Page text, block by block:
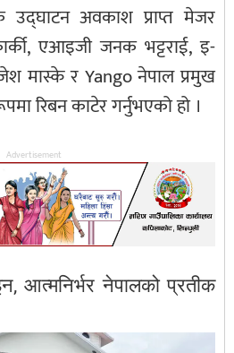
उद्घाटन अवकाश प्राप्त मेजर
एआइजी जनक भट्टराई, इ-
मास्के र Yango नेपाल प्रमुख
रिबन काटेर गर्नुभएको हो ।
Advertisement
आत्मनिर्भर नेपालको प्रतीक